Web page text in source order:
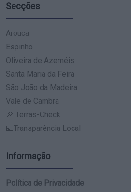
Secções
Arouca
Espinho
Oliveira de Azeméis
Santa Maria da Feira
São João da Madeira
Vale de Cambra
🔎 Terras-Check
💶Transparência Local
Informação
Política de Privacidade